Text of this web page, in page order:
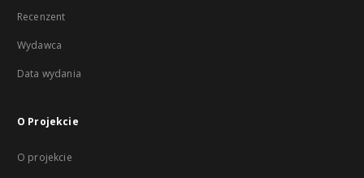
Recenzent
Wydawca
Data wydania
O Projekcie
O projekcie